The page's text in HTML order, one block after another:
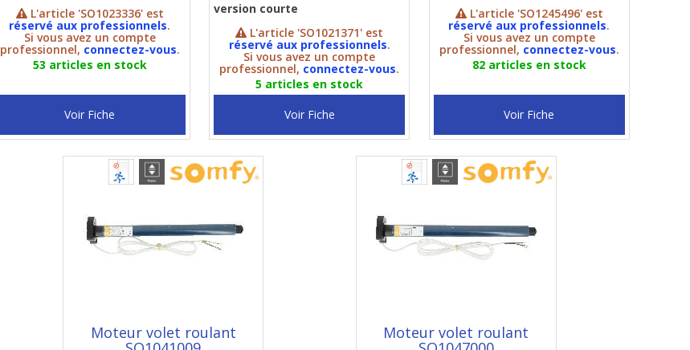
L'article 'SO1023336' est
réservé aux professionnels.
Si vous avez un compte
professionnel, connectez-vous.
53 articles en stock
Voir Fiche
version courte
L'article 'SO1021371' est
réservé aux professionnels.
Si vous avez un compte
professionnel, connectez-vous.
5 articles en stock
Voir Fiche
L'article 'SO1245496' est
réservé aux professionnels.
Si vous avez un compte
professionnel, connectez-vous.
82 articles en stock
Voir Fiche
Moteur volet roulant Moteur volet roulant